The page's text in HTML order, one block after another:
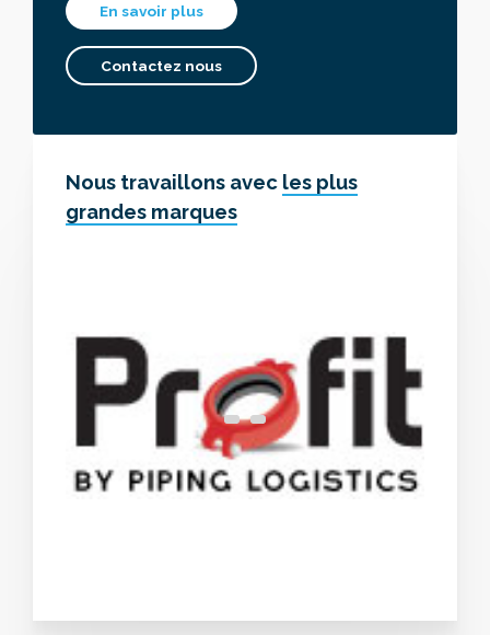
En savoir plus
Contactez nous
Nous travaillons avec les plus
grandes marques